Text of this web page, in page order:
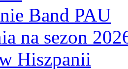
Band PAU
na sezon
Hiszpanii